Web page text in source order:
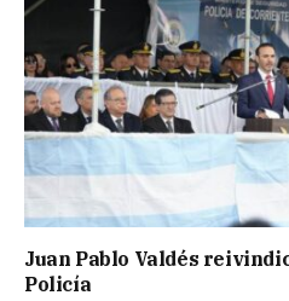
Juan Pablo Valdés
Policía